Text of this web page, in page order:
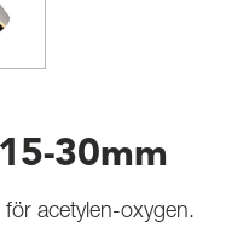
30mm
acetylen-oxygen.